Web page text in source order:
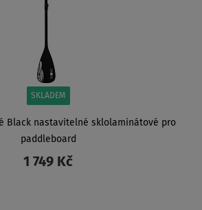
SKLADEM
Black nastavitelné sklolaminátové pro
paddleboard
1 749 Kč